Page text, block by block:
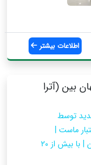
اطلاعات بیشتر
بین (آترا
توسط
ماست |
فیزیوتراپیست: احمد جهان بین | با بیش از ۲۰